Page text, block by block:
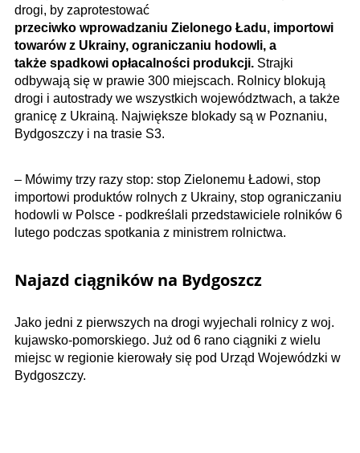
drogi, by zaprotestować
przeciwko wprowadzaniu Zielonego Ładu, importowi
towarów z Ukrainy, ograniczaniu hodowli, a
także spadkowi opłacalności produkcji. Strajki
odbywają się w prawie 300 miejscach. Rolnicy blokują
drogi i autostrady we wszystkich województwach, a także
granicę z Ukrainą. Największe blokady są w Poznaniu,
Bydgoszczy i na trasie S3.
– Mówimy trzy razy stop: stop Zielonemu Ładowi, stop
importowi produktów rolnych z Ukrainy, stop ograniczaniu
hodowli w Polsce - podkreślali przedstawiciele rolników 6
lutego podczas spotkania z ministrem rolnictwa.
Najazd ciągników na Bydgoszcz
Jako jedni z pierwszych na drogi wyjechali rolnicy z woj.
kujawsko-pomorskiego. Już od 6 rano ciągniki z wielu
miejsc w regionie kierowały się pod Urząd Wojewódzki w
Bydgoszczy.